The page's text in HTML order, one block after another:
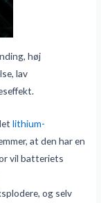
høj
lav
lithium-
at den har en
vil batteriets
og selv